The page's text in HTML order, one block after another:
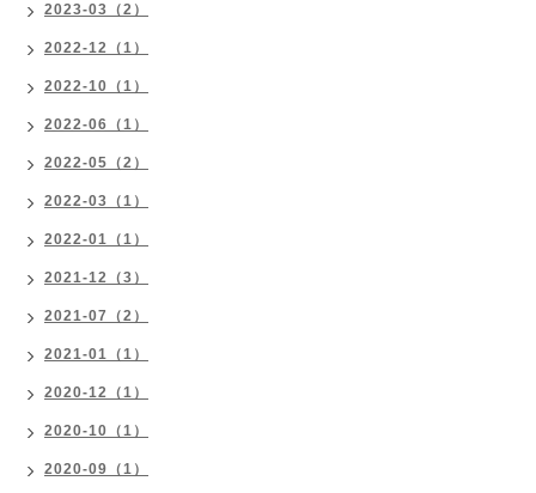
2023-03（2）
2022-12（1）
2022-10（1）
2022-06（1）
2022-05（2）
2022-03（1）
2022-01（1）
2021-12（3）
2021-07（2）
2021-01（1）
2020-12（1）
2020-10（1）
2020-09（1）